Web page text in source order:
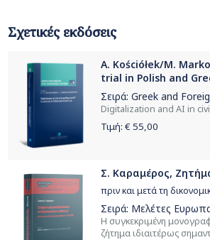
Σχετικές εκδόσεις
A. Kościółek/M.
trial in Polish and
Σειρά: Greek and
Digitalization and AI in
Τιμή: € 55,00
Σ. Καραμέρος,
πριν και μετά τη
Σειρά: Μελέτες
Η συγκεκριμένη
ζήτημα ιδιαιτέρως